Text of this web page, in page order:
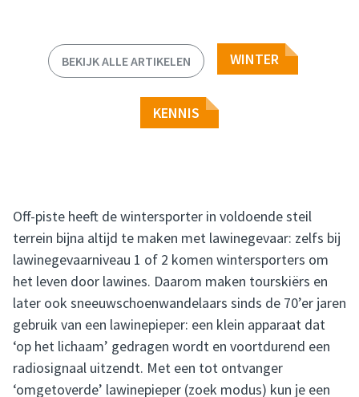
BEKIJK ALLE ARTIKELEN WINTER
KENNIS
Off-piste heeft de wintersporter in voldoende steil
terrein bijna altijd te maken met lawinegevaar: zelfs bij
lawinegevaarniveau 1 of 2 komen wintersporters om
het leven door lawines. Daarom maken tourskiërs en
later ook sneeuwschoenwandelaars sinds de 70’er jaren
gebruik van een lawinepieper: een klein apparaat dat
‘op het lichaam’ gedragen wordt en voortdurend een
radiosignaal uitzendt. Met een tot ontvanger
‘omgetoverde’ lawinepieper (zoek modus) kun je een